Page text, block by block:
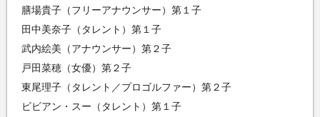
膳場貴子（フリーアナウンサー）第１子
田中美奈子（タレント）第１子
武内絵美（アナウンサー）第２子
戸田菜穂（女優）第２子
東尾理子（タレント／プロゴルファー）第２子
ビビアン・スー（タレント）第１子